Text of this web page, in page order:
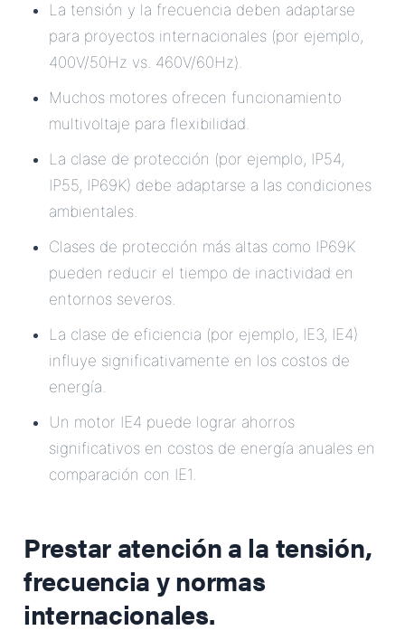
La tensión y la frecuencia deben adaptarse
para proyectos internacionales (por ejemplo,
400V/50Hz vs. 460V/60Hz).
Muchos motores ofrecen funcionamiento
multivoltaje para flexibilidad.
La clase de protección (por ejemplo, IP54,
IP55, IP69K) debe adaptarse a las condiciones
ambientales.
Clases de protección más altas como IP69K
pueden reducir el tiempo de inactividad en
entornos severos.
La clase de eficiencia (por ejemplo, IE3, IE4)
influye significativamente en los costos de
energía.
Un motor IE4 puede lograr ahorros
significativos en costos de energía anuales en
comparación con IE1.
Prestar atención a la tensión,
frecuencia y normas
internacionales.